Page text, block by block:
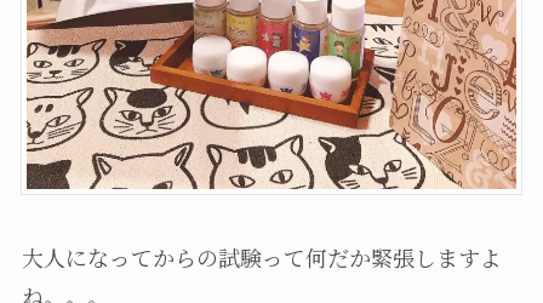
大人になってからの試験って何だか緊張しますよ
ね。。。